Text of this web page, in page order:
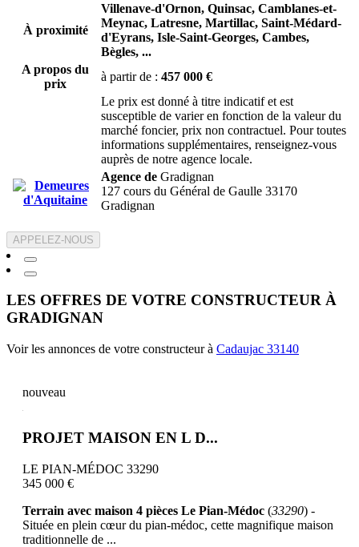
À proximité
Villenave-d'Ornon, Quinsac, Camblanes-et-
Meynac, Latresne, Martillac, Saint-Médard-
d'Eyrans, Isle-Saint-Georges, Cambes,
Bègles, ...
A propos du
prix
à partir de : 457 000 €
Le prix est donné à titre indicatif et est
susceptible de varier en fonction de la valeur du
marché foncier, prix non contractuel. Pour toutes
informations supplémentaires, renseignez-vous
auprès de notre agence locale.
Agence de Gradignan
127 cours du Général de Gaulle 33170
Gradignan
APPELEZ-NOUS
LES OFFRES DE VOTRE CONSTRUCTEUR À
GRADIGNAN
Voir les annonces de votre constructeur à Cadaujac 33140
nouveau
PROJET MAISON EN L D...
LE PIAN-MÉDOC 33290
345 000 €
Terrain avec maison 4 pièces Le Pian-Médoc (33290) -
Située en plein cœur du pian-médoc, cette magnifique maison
traditionnelle de ...